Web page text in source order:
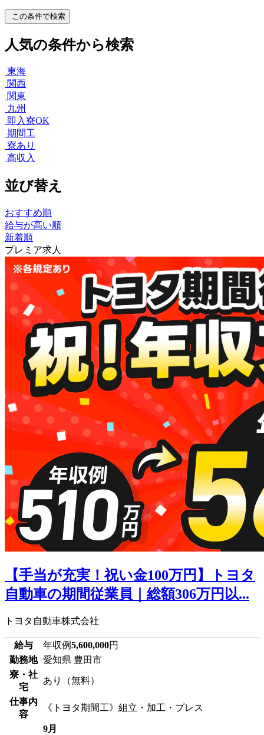
この条件で検索
人気の条件から検索
東海
関西
関東
九州
即入寮OK
期間工
寮あり
高収入
並び替え
おすすめ順
給与が高い順
新着順
プレミア求人
【手当が充実！祝い金100万円】トヨタ
自動車の期間従業員｜総額306万円以...
トヨタ自動車株式会社
給与 年収例5,600,000円
勤務地 愛知県 豊田市
寮・社
宅
あり（無料）
仕事内
容
《トヨタ期間工》組立・加工・プレス
9月